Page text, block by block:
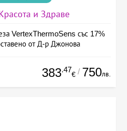
и Здраве
VertexThermoSens със 17%
от Д-р Джонова
383.47
€ / 750лв.